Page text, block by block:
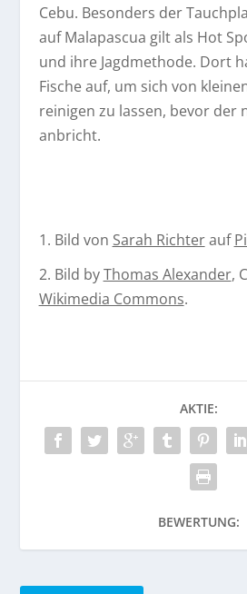
Cebu. Besonders der
auf Malapascua gilt als Hot
und ihre Jagdmethode. Dort
Fische auf, um sich von
reinigen zu lassen, bevor der
anbricht.
1. Bild von Sarah Richterauf
2. Bild byThomas Alexander,
Wikimedia Commons.
AKTIE:
BEWERTUNG: